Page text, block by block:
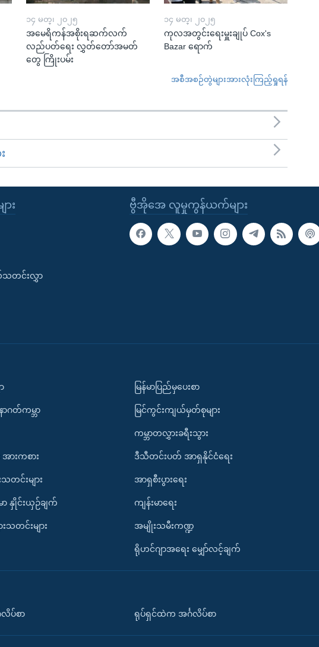
၁၄ မတ္၊ ၂၀၂၅
အမေရိကန်အစိုးရဆက်လက်
လည်ပတ်ရေး လွှတ်တော်အမတ်
တွေ ကြိုးပမ်း
၁၄ မတ္၊ ၂၀၂၅
ကုလအတွင်းရေးမှူးချုပ် Cox's
Bazar ရောက်
အစီအစဉ်တွဲများအားလုံးကြည့်ရှုရန်
ဗွီအိုအေ လူမှုကွန်ယက်များ
ား
သတင်းလွှာ
ဂတ်ကမ္ဘာ
းကစား
တင်းများ
ာ နှိုင်းယှဉ်ချက်
းသတင်းများ
မြန်မာပြည်မှပေးစာ
မြင်ကွင်းကျယ်မှတ်စုများ
ကမ္ဘာတလွှားခရီးသွား
ဒီသီတင်းပတ် အာရှနိုင်ငံရေး
အာရှစီးပွားရေး
ကျန်းမာရေး
အမျိုးသမီးကဏ္ဍ
ရိုဟင်ဂျာအရေး မျှော်လင့်ချက်
လိပ်စာ ရုပ်ရှင်ထဲက အင်္ဂလိပ်စာ